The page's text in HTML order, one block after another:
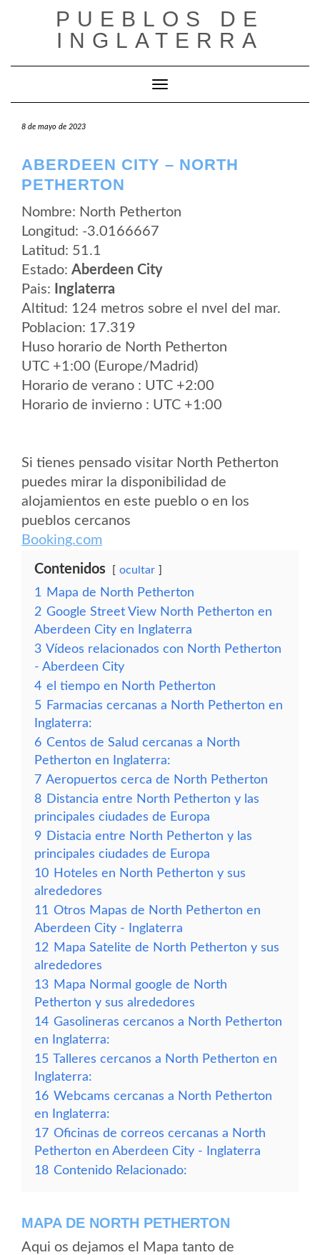
PUEBLOS DE
INGLATERRA
Cambiar modo de navegación
8 de mayo de 2023
ABERDEEN CITY – NORTH
PETHERTON
Nombre: North Petherton
Longitud: -3.0166667
Latitud: 51.1
Estado: Aberdeen City
Pais:
Inglaterra
Altitud: 124 metros sobre el nvel del mar.
Poblacion: 17.319
Huso horario de North Petherton
UTC +1:00 (Europe/Madrid)
Horario de verano : UTC +2:00
Horario de invierno : UTC +1:00
Si tienes pensado visitar North Petherton
puedes mirar la disponibilidad de
alojamientos en este pueblo o en los
pueblos cercanos
Booking.com
Contenidos ocultar
1
Mapa de North Petherton
2 Google Street View North Petherton en
Aberdeen City en Inglaterra
3 Vídeos relacionados con North Petherton
- Aberdeen City
4 el tiempo en North Petherton
5 Farmacias cercanas a North Petherton en
Inglaterra:
6 Centos de Salud cercanas a North
Petherton en Inglaterra:
7 Aeropuertos cerca de North Petherton
8 Distancia entre North Petherton y las
principales ciudades de Europa
9 Distacia entre North Petherton y las
principales ciudades de Europa
10 Hoteles en North Petherton y sus
alrededores
11 Otros Mapas de North Petherton en
Aberdeen City - Inglaterra
12 Mapa Satelite de North Petherton y sus
alrededores
13 Mapa Normal google de North
Petherton y sus alrededores
14 Gasolineras cercanos a North Petherton
en Inglaterra:
15 Talleres cercanos a North Petherton en
Inglaterra:
16 Webcams cercanas a North Petherton
en Inglaterra:
17 Oficinas de correos cercanas a North
Petherton en Aberdeen City - Inglaterra
18 Contenido Relacionado:
MAPA DE NORTH PETHERTON
Aqui os dejamos el Mapa tanto de